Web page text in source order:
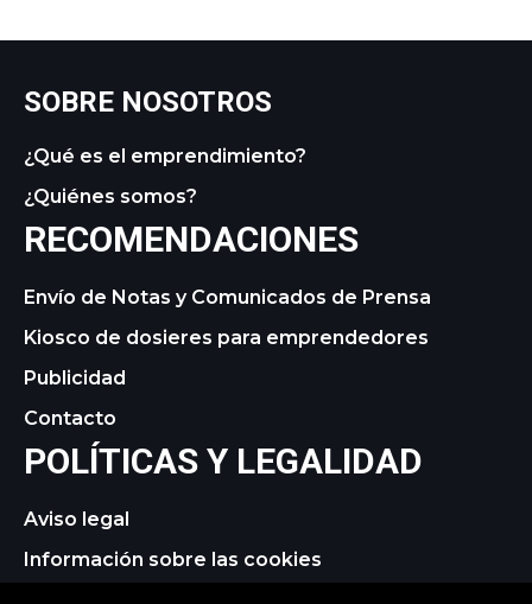
SOBRE NOSOTROS
¿Qué es el emprendimiento?
¿Quiénes somos?
RECOMENDACIONES
Envío de Notas y Comunicados de Prensa
Kiosco de dosieres para emprendedores
Publicidad
Contacto
POLÍTICAS Y LEGALIDAD
Aviso legal
Información sobre las cookies